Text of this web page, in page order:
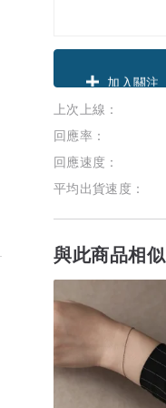
加入關注
上次上線：
回應率：
回應速度：
平均出貨速度：
與此商品相似